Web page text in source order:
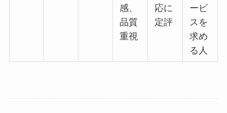
感、
品質
重視
応に
定評
ービ
スを
求め
る人